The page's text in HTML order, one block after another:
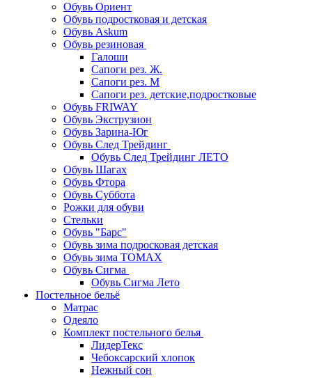
Обувь Ориент
Обувь подростковая и детская
Обувь Askum
Обувь резиновая
Галоши
Сапоги рез. Ж.
Сапоги рез. М
Сапоги рез. детские,подростковые
Обувь FRIWAY
Обувь Экструзион
Обувь Зарина-Юг
Обувь След Трейдинг
Обувь След Трейдинг ЛЕТО
Обувь Шагах
Обувь Фтора
Обувь Суббота
Рожки для обуви
Стельки
Обувь "Барс"
Обувь зима подросковая детская
Обувь зима ТОМАХ
Обувь Сигма
Обувь Сигма Лето
Постельное бельё
Матрас
Одеяло
Комплект постельного белья
ЛидерТекс
Чебоксарский хлопок
Нежный сон